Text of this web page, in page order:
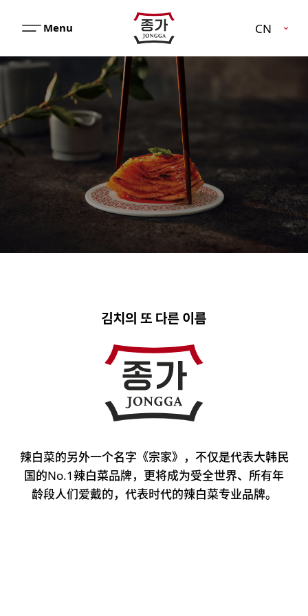
JJONGGA
메
열
CN
辣白菜的另外一个名字《宗家》， 不仅是代表大韩民
国的No.1辣白菜品牌， 更将成为受全世界、所有年
龄段人们爱戴的，代表时代的辣白菜专业品牌。